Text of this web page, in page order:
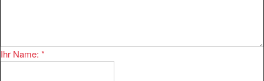
Ihr Name: *